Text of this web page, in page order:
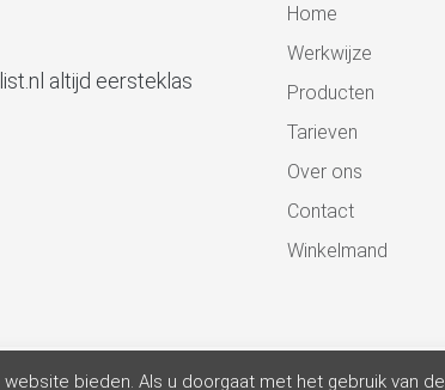
altijd eersteklas
Home
Werkwijze
Producten
Tarieven
Over ons
Contact
Winkelmand
bieden. Als u doorgaat met het gebruik van